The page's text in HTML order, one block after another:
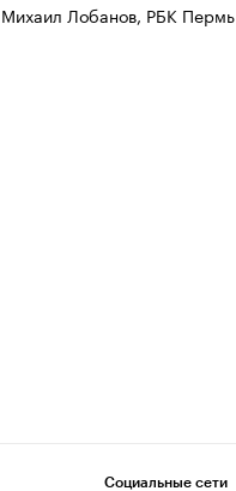
Михаил Лобанов, РБК Пермь
Социальные сети